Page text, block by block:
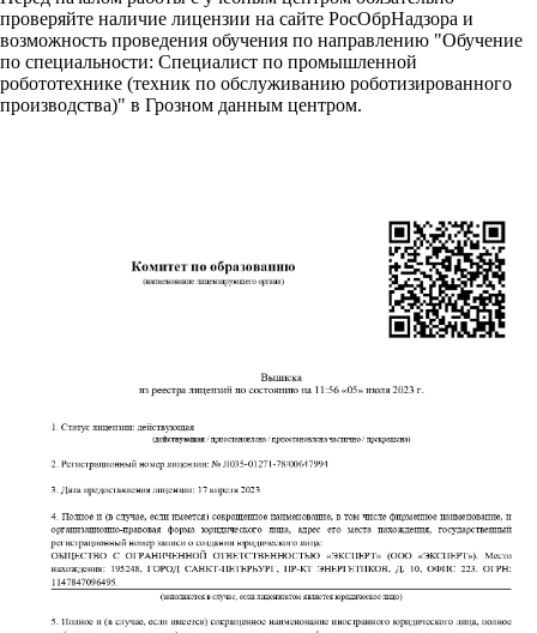
проверяйте наличие лицензии на сайте РосОбрНадзора и
возможность проведения обучения по направлению "Обучение
по специальности: Специалист по промышленной
робототехнике (техник по обслуживанию роботизированного
производства)" в Грозном данным центром.